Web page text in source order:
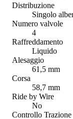
Distribuzione
Singolo
Numero valvole
4
Raffreddamento
Liquido
Alesaggio
61,5 mm
Corsa
58,7 mm
Ride by Wire
No
Controllo Trazione